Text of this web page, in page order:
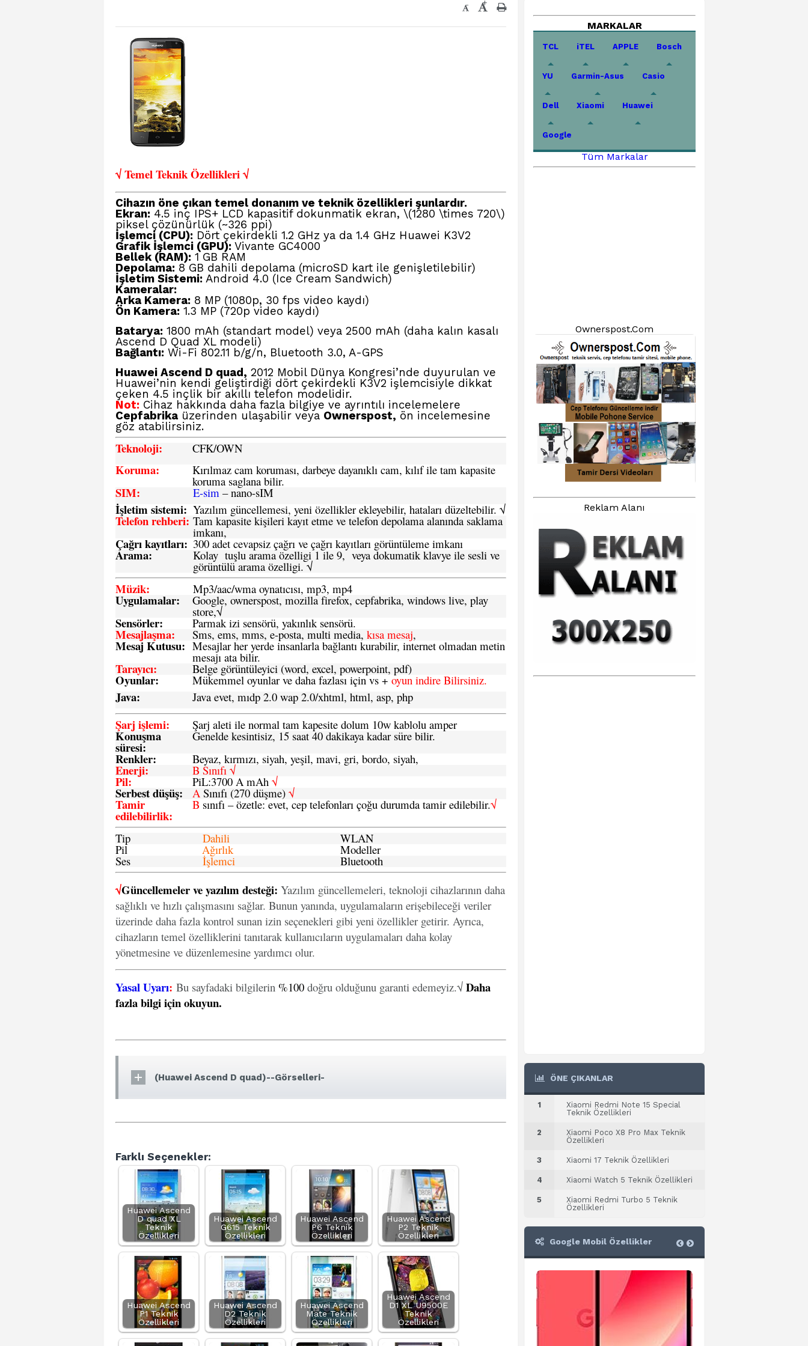
- +
√ Temel Teknik Özellikleri √
Cihazın öne çıkan temel donanım ve teknik özellikleri şunlardır.
Ekran: 4.5 inç IPS+ LCD kapasitif dokunmatik ekran, \(1280 \times 720\)
piksel çözünürlük (~326 ppi)
İşlemci (CPU): Dört çekirdekli 1.2 GHz ya da 1.4 GHz Huawei K3V2
Grafik İşlemci (GPU): Vivante GC4000
Bellek (RAM): 1 GB RAM
Depolama: 8 GB dahili depolama (microSD kart ile genişletilebilir)
İşletim Sistemi: Android 4.0 (Ice Cream Sandwich)
Kameralar:
Arka Kamera: 8 MP (1080p, 30 fps video kaydı)
Ön Kamera: 1.3 MP (720p video kaydı)
Batarya: 1800 mAh (standart model) veya 2500 mAh (daha kalın kasalı
Ascend D Quad XL modeli)
Bağlantı: Wi-Fi 802.11 b/g/n, Bluetooth 3.0, A-GPS
Huawei Ascend D quad, 2012 Mobil Dünya Kongresi’nde duyurulan ve
Huawei’nin kendi geliştirdiği dört çekirdekli K3V2 işlemcisiyle dikkat
çeken 4.5 inçlik bir akıllı telefon modelidir.
Not: Cihaz hakkında daha fazla bilgiye ve ayrıntılı incelemelere
Cepfabrikaüzerinden ulaşabilir veya Ownerspost, ön incelemesine
göz atabilirsiniz.
Teknoloji: CFK/OWN
Koruma: Kırılmaz cam koruması, darbeye dayanıklı cam, kılıf ile tam kapasite
koruma saglana bilir.
SIM: E-sim – nano-sIM
İşletim sistemi: Yazılım güncellemesi, yeni özellikler ekleyebilir, hataları düzeltebilir. √
Telefon rehberi: Tam kapasite kişileri kayıt etme ve telefon depolama alanında saklama
imkanı,
Çağrı kayıtları: 300 adet cevapsiz çağrı ve çağrı kayıtları görüntüleme imkanı
Arama: Kolay tuşlu arama özelligi 1 ile 9, veya dokumatik klavye ile sesli ve
görüntülü arama özelligi. √
Müzik: Mp3/aac/wma oynatıcısı, mp3, mp4
Uygulamalar: Google, ownerspost, mozilla firefox, cepfabrika, windows live, play
store,√
Sensörler: Parmak izi sensörü, yakınlık sensörü.
Mesajlaşma: Sms, ems, mms, e-posta, multi media, kısa mesaj,
Mesaj Kutusu: Mesajlar her yerde insanlarla bağlantı kurabilir, internet olmadan metin
mesajı ata bilir.
Tarayıcı: Belge görüntüleyici (word, excel, powerpoint, pdf)
Oyunlar: Mükemmel oyunlar ve daha fazlası için vs +oyun indire Bilirsiniz.
Java: Java evet, mıdp 2.0 wap 2.0/xhtml, html, asp, php
Şarj işlemi: Şarj aleti ile normal tam kapesite dolum 10w kablolu amper
Konuşma
süresi:
Genelde kesintisiz, 15 saat 40 dakikaya kadar süre bilir.
Renkler: Beyaz, kırmızı, siyah, yeşil, mavi, gri, bordo, siyah,
Enerji: B Sınıfı √
Pil: PiL:3700 A mAh √
Serbest düşüş: ASınıfı (270 düşme) √
Tamir
edilebilirlik:
B sınıfı – özetle: evet, cep telefonları çoğu durumda tamir edilebilir.√
Tip Dahili WLAN
Pil Ağırlık Modeller
Ses İşlemci Bluetooth
√Güncellemeler ve yazılım desteği: Yazılım güncellemeleri, teknoloji cihazlarının daha
sağlıklı ve hızlı çalışmasını sağlar. Bunun yanında, uygulamaların erişebileceği veriler
üzerinde daha fazla kontrol sunan izin seçenekleri gibi yeni özellikler getirir. Ayrıca,
cihazların temel özelliklerini tanıtarak kullanıcıların uygulamaları daha kolay
yönetmesine ve düzenlemesine yardımcı olur.
Yasal Uyarı: Bu sayfadaki bilgilerin %100 doğru olduğunu garanti edemeyiz.√ Daha
fazla bilgi için okuyun.
(Huawei Ascend D quad)--Görselleri-
Farklı Seçenekler:
Huawei Ascend
D quad XL
Teknik
Özellikleri
Huawei Ascend
G615 Teknik
Özellikleri
Huawei Ascend
P6 Teknik
Özellikleri
Huawei Ascend
P2 Teknik
Özellikleri
Huawei Ascend
P1 Teknik
Özellikleri
Huawei Ascend
D2 Teknik
Özellikleri
Huawei Ascend
Mate Teknik
Özellikleri
Huawei Ascend
D1 XL U9500E
Teknik
Özellikleri
MARKALAR
TCL iTEL APPLE Bosch
YU Garmin-Asus Casio
Dell Xiaomi Huawei
Google
Tüm Markalar
Ownerspost.Com
Reklam Alanı
ÖNE ÇIKANLAR
1
Xiaomi Redmi Note 15 Special
Teknik Özellikleri
2
Xiaomi Poco X8 Pro Max Teknik
Özellikleri
3 Xiaomi 17 Teknik Özellikleri
4 Xiaomi Watch 5 Teknik Özellikleri
5
Xiaomi Redmi Turbo 5 Teknik
Özellikleri
Google Mobil Özellikler